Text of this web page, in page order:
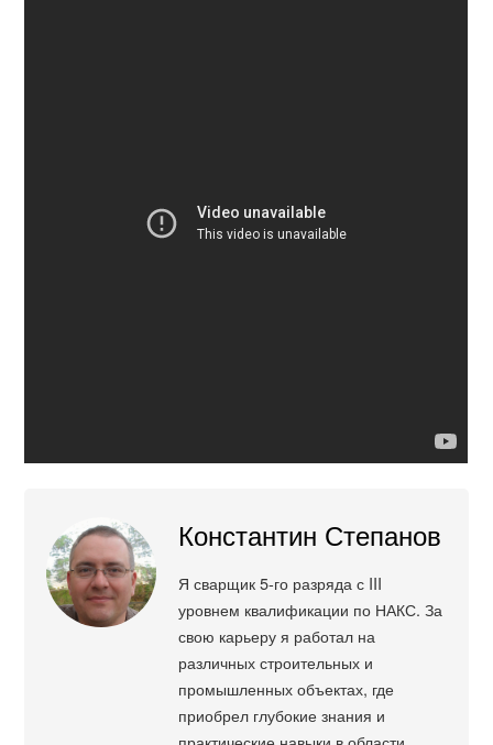
Константин Степанов
Я сварщик 5-го разряда с III
уровнем квалификации по НАКС. За
свою карьеру я работал на
различных строительных и
промышленных объектах, где
приобрел глубокие знания и